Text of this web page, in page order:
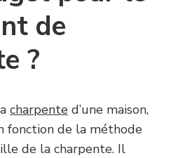
de
?
charpente d’une maison,
fonction de la méthode
de la charpente. Il